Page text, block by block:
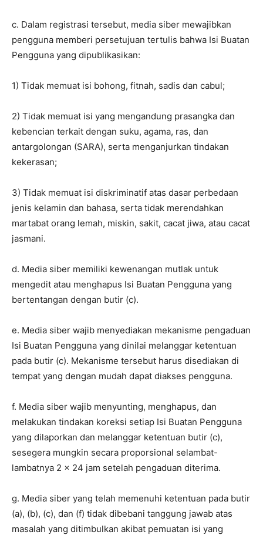
c. Dalam registrasi tersebut, media siber mewajibkan
pengguna memberi persetujuan tertulis bahwa Isi Buatan
Pengguna yang dipublikasikan:
1) Tidak memuat isi bohong, fitnah, sadis dan cabul;
2) Tidak memuat isi yang mengandung prasangka dan
kebencian terkait dengan suku, agama, ras, dan
antargolongan (SARA), serta menganjurkan tindakan
kekerasan;
3) Tidak memuat isi diskriminatif atas dasar perbedaan
jenis kelamin dan bahasa, serta tidak merendahkan
martabat orang lemah, miskin, sakit, cacat jiwa, atau cacat
jasmani.
d. Media siber memiliki kewenangan mutlak untuk
mengedit atau menghapus Isi Buatan Pengguna yang
bertentangan dengan butir (c).
e. Media siber wajib menyediakan mekanisme pengaduan
Isi Buatan Pengguna yang dinilai melanggar ketentuan
pada butir (c). Mekanisme tersebut harus disediakan di
tempat yang dengan mudah dapat diakses pengguna.
f. Media siber wajib menyunting, menghapus, dan
melakukan tindakan koreksi setiap Isi Buatan Pengguna
yang dilaporkan dan melanggar ketentuan butir (c),
sesegera mungkin secara proporsional selambat-
lambatnya 2 x 24 jam setelah pengaduan diterima.
g. Media siber yang telah memenuhi ketentuan pada butir
(a), (b), (c), dan (f) tidak dibebani tanggung jawab atas
masalah yang ditimbulkan akibat pemuatan isi yang